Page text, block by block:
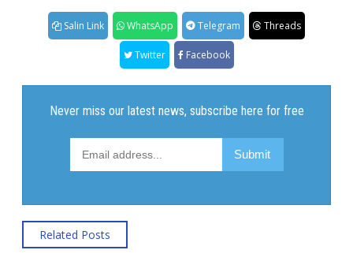
Salin Link WhatsApp Telegram Threads
Twitter Facebook
Related Posts